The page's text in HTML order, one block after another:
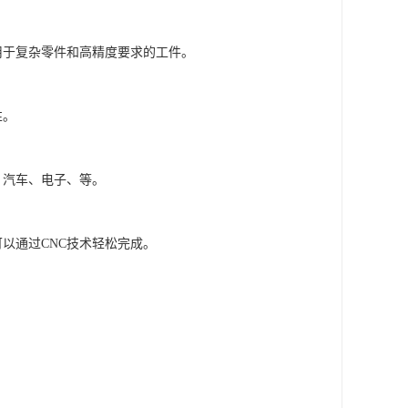
复杂零件和高精度要求的工件。
车、电子、等。
通过CNC技术轻松完成。